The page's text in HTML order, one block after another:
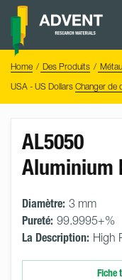
Skip
content
Advent
Home Des Produits
USA - US Dollars Changer de
AL5050
Aluminium
Diamètre: 3 mm
Pureté: 99.9995+%
La Description: High
Fiche